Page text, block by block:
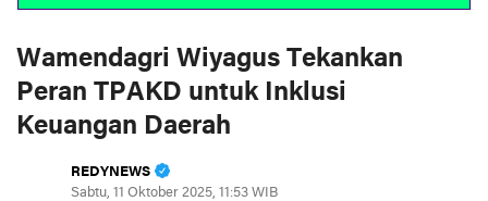
Wamendagri Wiyagus Tekankan
Peran TPAKD untuk Inklusi
Keuangan Daerah
REDYNEWS
Sabtu, 11 Oktober 2025, 11:53 WIB